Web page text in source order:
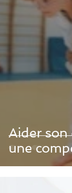
Aider son
une